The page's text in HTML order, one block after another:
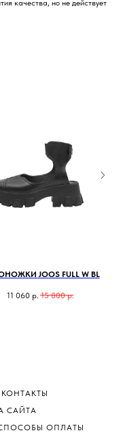
качества, но не действует
JOOS FULL W BL
11 060 р. 15 800 р.
КОНТАКТЫ
САЙТА
ОПЛАТЫ